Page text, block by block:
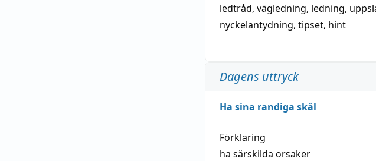
ledtråd, vägledning, ledning,
nyckelantydning, tipset, hint
Dagens uttryck
Ha sina randiga skäl
Förklaring
ha särskilda orsaker